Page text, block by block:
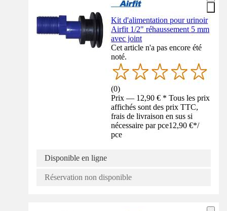
Kit d'alimentation pour urinoir
Airfit 1/2" réhaussement 5 mm
avec joint
Cet article n'a pas encore été
noté.
(0)
Prix — 12,90 € * Tous les prix
affichés sont des prix TTC,
frais de livraison en sus si
nécessaire par pce12,90 €*/
pce
Disponible en ligne
Réservation non disponible